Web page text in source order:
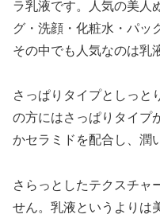
ラ乳液です。人気の美人
グ・洗顔・化粧水・パッ
その中でも人気なのは乳
さっぱりタイプとしっと
の方にはさっぱりタイプ
かセラミドを配合し、潤
さらっとしたテクスチャ
せん。乳液というよりは